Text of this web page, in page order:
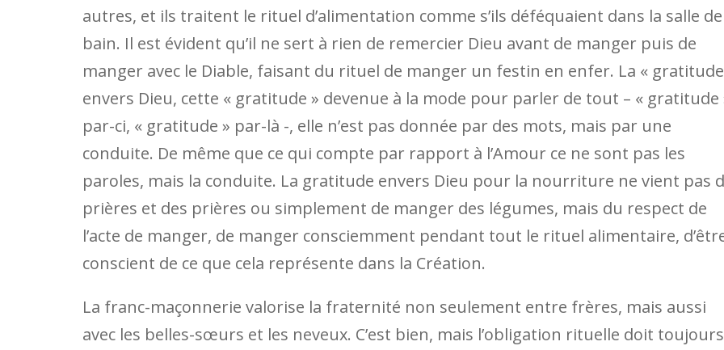
autres, et ils traitent le rituel d’alimentation comme s’ils déféquaient dans la salle de
bain. Il est évident qu’il ne sert à rien de remercier Dieu avant de manger puis de
manger avec le Diable, faisant du rituel de manger un festin en enfer. La «
envers Dieu, cette « gratitude » devenue à la mode pour parler de tout – « gratitude
par-ci, « gratitude » par-là -, elle n’est pas donnée par des mots, mais par une
conduite. De même que ce qui compte par rapport à l’Amour ce ne sont pas les
paroles, mais la conduite. La gratitude envers Dieu pour la nourriture ne vient pas
prières et des prières ou simplement de manger des légumes, mais du respect de
l’acte de manger, de manger consciemment pendant tout le rituel alimentaire,
conscient de ce que cela représente dans la Création.
La franc-maçonnerie valorise la fraternité non seulement entre frères, mais aussi
avec les belles-sœurs et les neveux. C’est bien, mais l’obligation rituelle doit toujours